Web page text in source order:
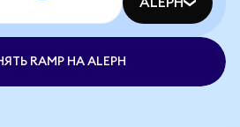
RAMP НА ALEPH